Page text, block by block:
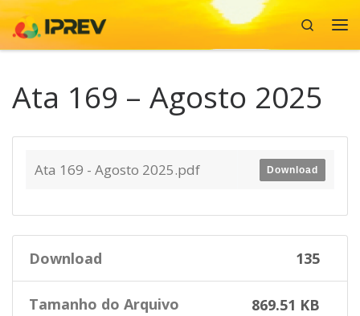
Skip to content
Search
Ata 169 – Agosto 2025
Ata 169 - Agosto 2025.pdf Download
Download 135
Tamanho do Arquivo 869.51 KB